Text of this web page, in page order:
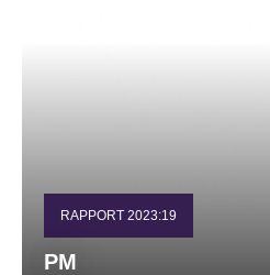
RAPPORT 2023:19
PM